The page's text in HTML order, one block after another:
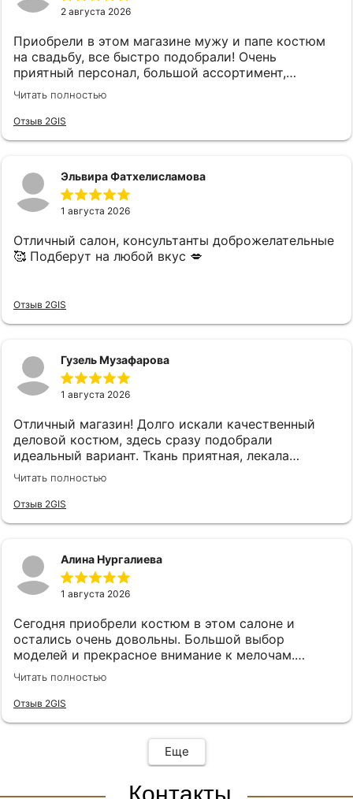
2 августа 2026
Приобрели в этом магазине мужу и папе костюм
на свадьбу, все быстро подобрали! Очень
приятный персонал, большой ассортимент,
рекомендую ❤️
Читать полностью
Отзыв 2GIS
Эльвира Фатхелисламова
1 августа 2026
Отличный салон, консультанты доброжелательные
🥰 Подберут на любой вкус 💋
Отзыв 2GIS
Гузель Музафарова
1 августа 2026
Отличный магазин! Долго искали качественный
деловой костюм, здесь сразу подобрали
идеальный вариант. Ткань приятная, лекала
отличные — пиджак сел как влитой, брюки не
сковывают движения. Отдельное спасибо
консультанту за помощь. Обязательно вернемся
Читать полностью
Отзыв 2GIS
Алина Нургалиева
1 августа 2026
Сегодня приобрели костюм в этом салоне и
остались очень довольны. Большой выбор
моделей и прекрасное внимание к мелочам.
Отдельно хочется отметить профессионализм
консультанта — помогли подобрать идеальный
костюм по размеру и стилю, также дали полезные
Читать полностью
Отзыв 2GIS
Еще